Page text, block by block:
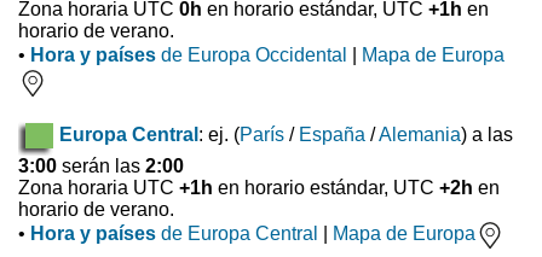
Zona horaria UTC 0h en horario estándar, UTC +1h en
horario de verano.
• Hora y países de Europa Occidental Mapa de Europa
Europa Central : ej. (París / España /Alemania) a las
3:00 serán las 2:00
Zona horaria UTC +1h en horario estándar, UTC +2h en
horario de verano.
• Hora y países de Europa Central Mapa de Europa